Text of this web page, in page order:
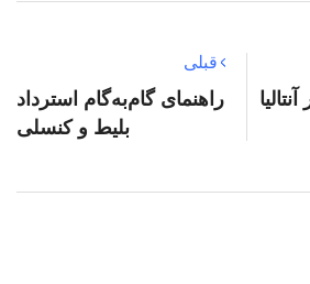
قبلی
راهنمای گام‌به‌گام استرداد
بلیط و کنسلی